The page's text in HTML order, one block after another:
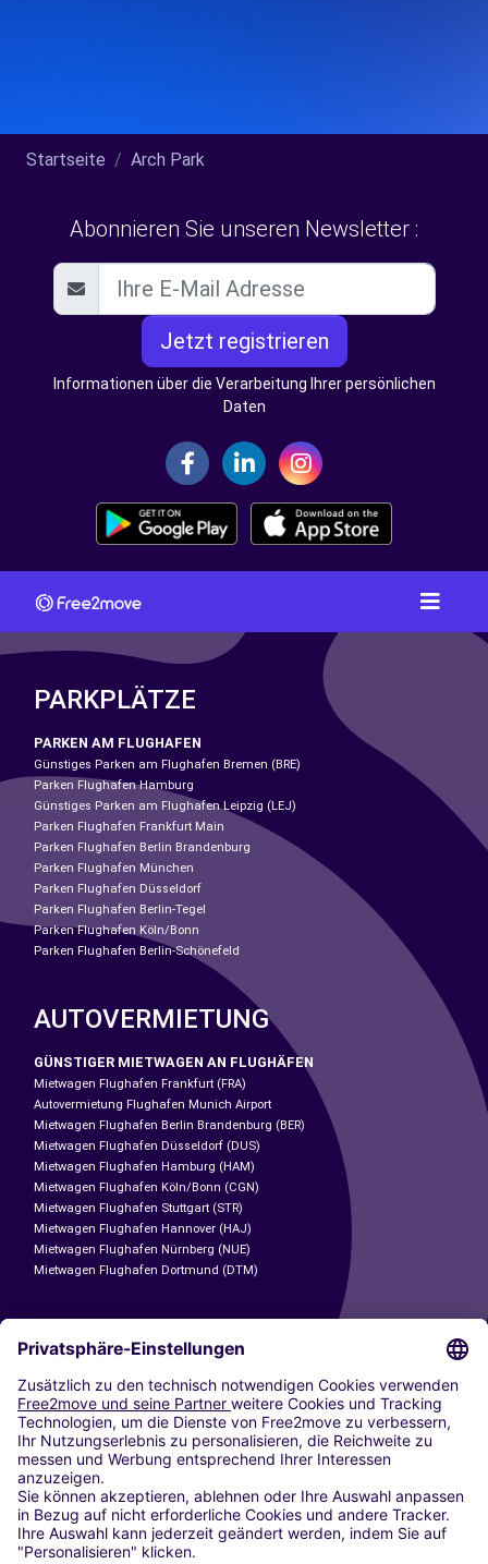
Startseite Arch Park
Abonnieren Sie unseren Newsletter :
Jetzt registrieren
Informationen über die Verarbeitung Ihrer persönlichen
Daten
PARKPLÄTZE
PARKEN AM FLUGHAFEN
Günstiges Parken am Flughafen Bremen (BRE)
Parken Flughafen Hamburg
Günstiges Parken am Flughafen Leipzig (LEJ)
Parken Flughafen Frankfurt Main
Parken Flughafen Berlin Brandenburg
Parken Flughafen München
Parken Flughafen Düsseldorf
Parken Flughafen Berlin-Tegel
Parken Flughafen Köln/Bonn
Parken Flughafen Berlin-Schönefeld
AUTOVERMIETUNG
GÜNSTIGER MIETWAGEN AN FLUGHÄFEN
Mietwagen Flughafen Frankfurt (FRA)
Autovermietung Flughafen Munich Airport
Mietwagen Flughafen Berlin Brandenburg (BER)
Mietwagen Flughafen Düsseldorf (DUS)
Mietwagen Flughafen Hamburg (HAM)
Mietwagen Flughafen Köln/Bonn (CGN)
Mietwagen Flughafen Stuttgart (STR)
Mietwagen Flughafen Hannover (HAJ)
Mietwagen Flughafen Nürnberg (NUE)
Mietwagen Flughafen Dortmund (DTM)
CARSHARING
UNSERE STÄDTE
Paris
Madrid
Washington DC
Mailand
Rom
Turin
Wien
Berlin